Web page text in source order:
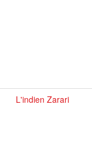
L'indien Zarari